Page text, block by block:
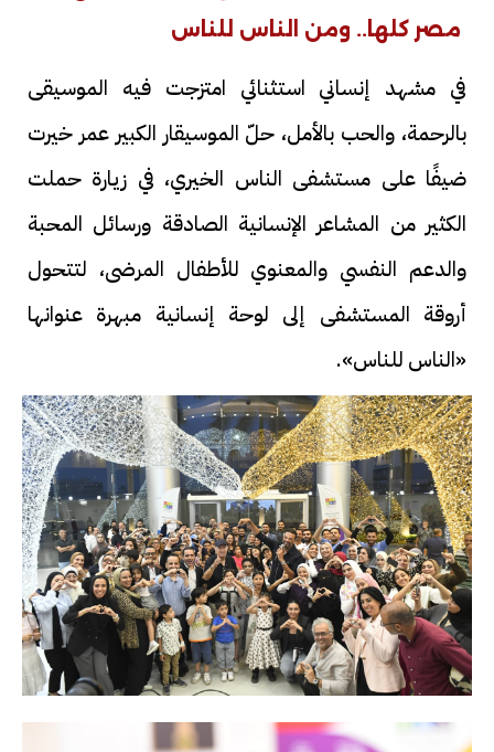
مصر كلها.. ومن الناس للناس
في مشهد إنساني استثنائي امتزجت فيه الموسيقى
بالرحمة، والحب بالأمل، حلّ الموسيقار الكبير عمر خيرت
ضيفًا على مستشفى الناس الخيري، في زيارة حملت
الكثير من المشاعر الإنسانية الصادقة ورسائل المحبة
والدعم النفسي والمعنوي للأطفال المرضى، لتتحول
أروقة المستشفى إلى لوحة إنسانية مبهرة عنوانها
«الناس للناس».